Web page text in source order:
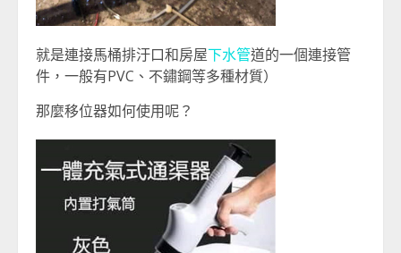
就是連接馬桶排汙口和房屋下水管道的一個連接管
件，一般有PVC、不鏽鋼等多種材質）
那麼移位器如何使用呢？